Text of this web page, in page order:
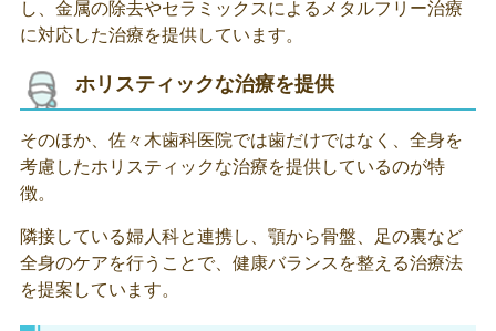
し、金属の除去やセラミックスによるメタルフリー治療
に対応した治療を提供しています。
ホリスティックな治療を提供
そのほか、佐々木歯科医院では歯だけではなく、全身を
考慮したホリスティックな治療を提供しているのが特
徴。
隣接している婦人科と連携し、顎から骨盤、足の裏など
全身のケアを行うことで、健康バランスを整える治療法
を提案しています。